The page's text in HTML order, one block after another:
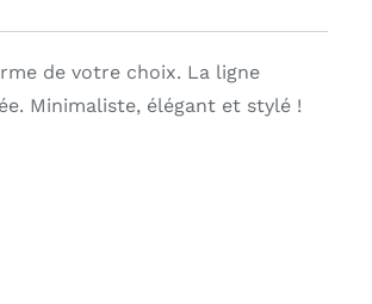
de votre choix. La ligne
Minimaliste, élégant et stylé !